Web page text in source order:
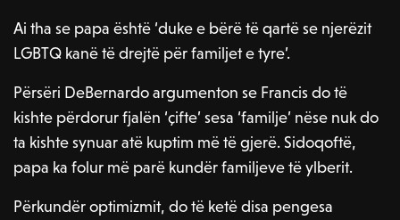
Ai tha se papa është ‘duke e bërë të qartë se njerëzit
LGBTQ kanë të drejtë për familjet e tyre’.
Përsëri DeBernardo argumenton se Francis do të
kishte përdorur fjalën ‘çifte’ sesa ‘familje’ nëse nuk do
ta kishte synuar atë kuptim më të gjerë. Sidoqoftë,
papa ka folur më parë kundër familjeve të ylberit.
Përkundër optimizmit, do të ketë disa pengesa